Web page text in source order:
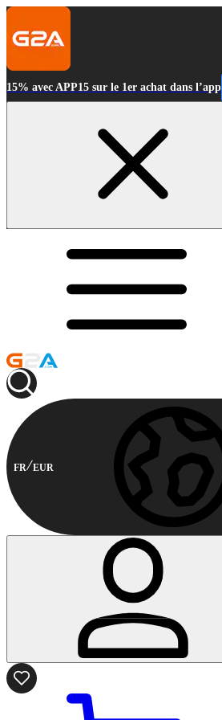
15% avec APP15 sur le 1er achat dans l’app
FR EUR